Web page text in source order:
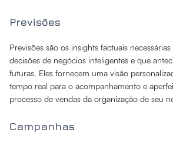
Previsões
Previsões são os insights factuais
decisões de negócios inteligentes e que
futuras. Eles fornecem uma visão
tempo real para o acompanhamento e
processo de vendas da organização de seu
Campanhas